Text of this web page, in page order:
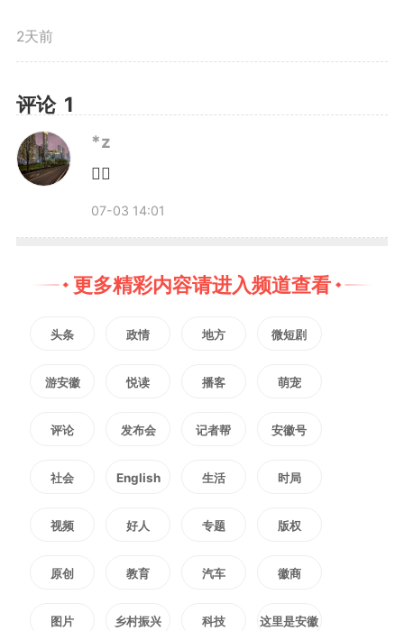
是充分考虑不同产品形态和技术路
线，针对基础单车道、基础多车
道、领航驾驶辅助等三类组合驾驶
辅助系统产品，分别提出所适用的
安全要求；二是结合我国道路交通
特征，从功能要求、数据记录、车
辆制造商安全保障等维度，提出保
障组合驾驶辅助系统安全运行的基
线要求；
三是考虑到系统“辅助”驾
驶这一核心定位
，提出人机交互、
2天前
评论 1
*z
👍🏻
07-03 14:01
更多精彩内容请进入频道查看
头条 政情 地方 微短剧
游安徽 悦读 播客 萌宠
评论 发布会 记者帮 安徽号
社会 English 生活 时局
视频 好人 专题 版权
原创 教育 汽车 徽商
图片 乡村振兴 科技 这里是安徽